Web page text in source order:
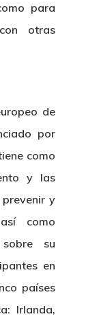
para
otras
de
por
como
y las
y
como
su
en
países
Irlanda,